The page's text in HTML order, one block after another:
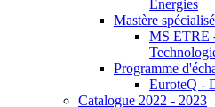
Energies
Mastère
MS ETRE
Programme
EuroteQ -
Catalogue 2022 - 2023